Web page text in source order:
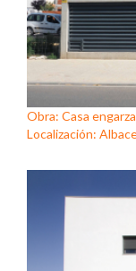
Obra: Casa
Localización: